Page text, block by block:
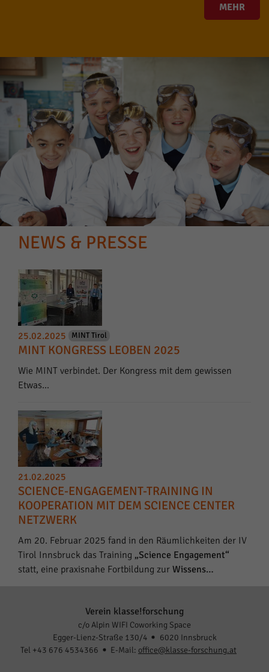
MEHR
NEWS & PRESSE
25.02.2025 MINT Tirol
MINT KONGRESS LEOBEN 2025
Wie MINT verbindet. Der Kongress mit dem gewissen
Etwas...
21.02.2025
SCIENCE-ENGAGEMENT-TRAINING IN
KOOPERATION MIT DEM SCIENCE CENTER
NETZWERK
Am 20. Februar 2025 fand in den Räumlichkeiten der IV
Tirol Innsbruck das Training „Science Engagement“
statt, eine praxisnahe Fortbildung zur Wissens…
Verein klasse!forschung
c/o Alpin WIFI Coworking Space
Egger-Lienz-Straße 130/4
6020 Innsbruck
Tel +43 676 4534366
E-Mail: office@klasse-forschung.at